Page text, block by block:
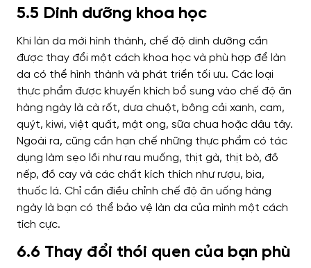
5.5 Dinh dưỡng khoa học
Khi làn da mới hình thành, chế độ dinh dưỡng cần
được thay đổi một cách khoa học và phù hợp để làn
da có thể hình thành và phát triển tối ưu. Các loại
thực phẩm được khuyến khích bổ sung vào chế độ ăn
hàng ngày là cà rốt, dưa chuột, bông cải xanh, cam,
quýt, kiwi, việt quất, mật ong, sữa chua hoặc dâu tây.
Ngoài ra, cũng cần hạn chế những thực phẩm có tác
dụng làm sẹo lồi như rau muống, thịt gà, thịt bò, đồ
nếp, đồ cay và các chất kích thích như rượu, bia,
thuốc lá. Chỉ cần điều chỉnh chế độ ăn uống hàng
ngày là bạn có thể bảo vệ làn da của mình một cách
tích cực.
6.6 Thay đổi thói quen của bạn phù